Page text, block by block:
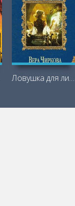
Ловушка для личного секретаря